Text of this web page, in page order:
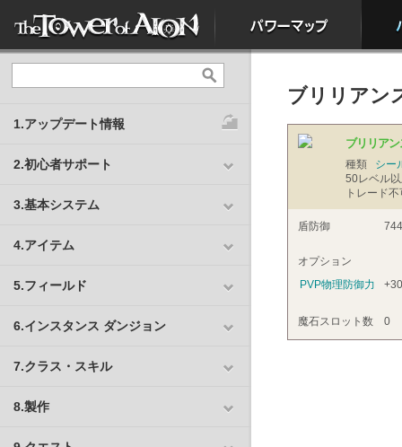
1.アップデート情報
2.初心者サポート
3.基本システム
4.アイテム
5.フィールド
6.インスタンス ダンジョン
7.クラス・スキル
8.製作
ブリリアン
ブリリア
種類
シー
50レベル
トレード
盾防御 744
オプション
PVP物理防御力
+30
魔石スロット数 0